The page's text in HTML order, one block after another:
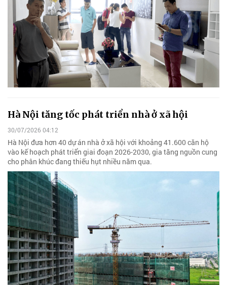
Hà Nội tăng tốc phát triển nhà ở xã hội
30/07/2026 04:12
Hà Nội đưa hơn 40 dự án nhà ở xã hội với khoảng 41.600 căn hộ
vào kế hoạch phát triển giai đoạn 2026-2030, gia tăng nguồn cung
cho phân khúc đang thiếu hụt nhiều năm qua.